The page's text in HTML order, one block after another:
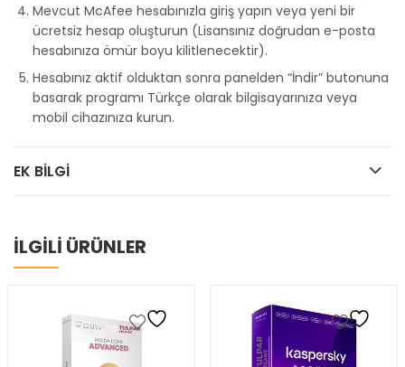
Mevcut McAfee hesabınızla giriş yapın veya yeni bir
ücretsiz hesap oluşturun (Lisansınız doğrudan e-posta
hesabınıza ömür boyu kilitlenecektir).
Hesabınız aktif olduktan sonra panelden “İndir” butonuna
basarak programı Türkçe olarak bilgisayarınıza veya
mobil cihazınıza kurun.
EK BILGI
İLGİLİ ÜRÜNLER